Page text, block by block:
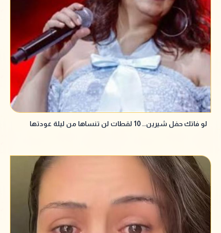
لو فاتك حفل شيرين.. 10 لقطات لن تنساها من ليلة عودتها